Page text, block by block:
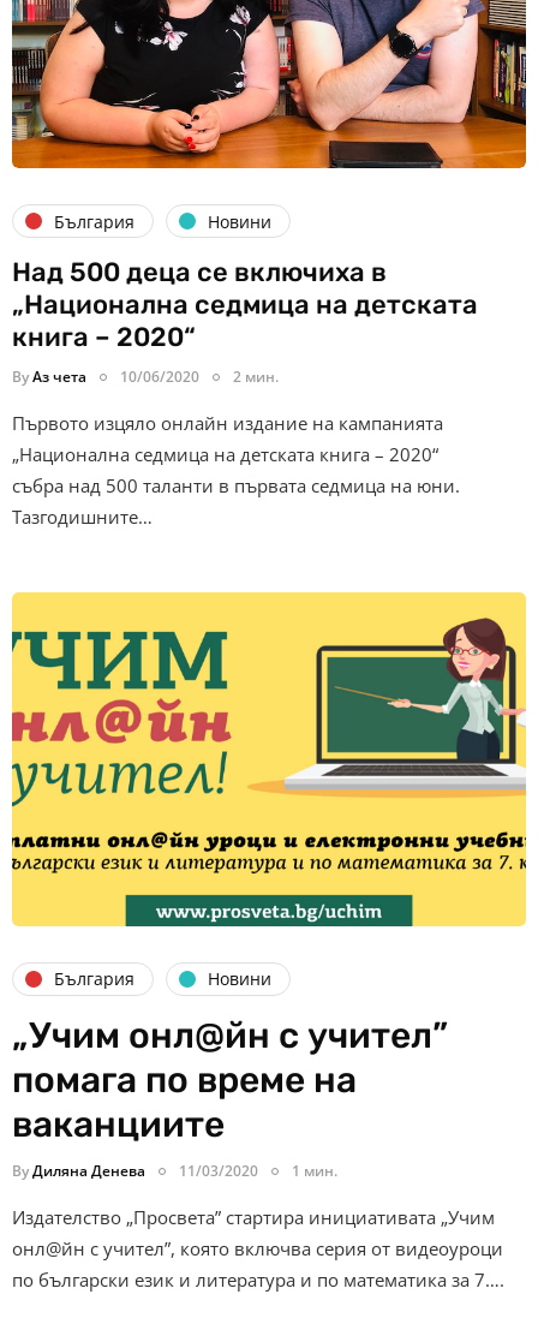
България Новини
Над 500 деца се включиха в
„Национална седмица на детската
книга – 2020“
ByАз чета 10/06/2020 2 мин.
Първото изцяло онлайн издание на кампанията
„Национална седмица на детската книга – 2020“
събра над 500 таланти в първата седмица на юни.
Тазгодишните…
България Новини
„Учим онл@йн с учител”
помага по време на
ваканциите
ByДиляна Денева 11/03/2020 1 мин.
Издателство „Просвета” стартира инициативата „Учим
онл@йн с учител”, която включва серия от видеоуроци
по български език и литература и по математика за 7….